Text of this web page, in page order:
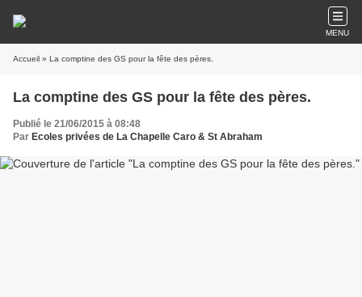
MENU
Accueil » La comptine des GS pour la fête des pères.
La comptine des GS pour la fête des pères.
Publié le 21/06/2015 à 08:48
Par Ecoles privées de La Chapelle Caro & St Abraham